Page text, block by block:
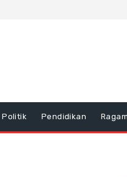
Politik Pendidikan